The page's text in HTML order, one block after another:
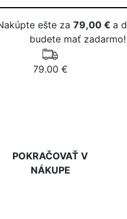
ešte za79,00 €a
budete mať zadarmo!
79.00 €
POKRAČOVAŤ V
NÁKUPE